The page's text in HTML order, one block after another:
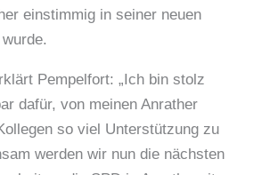
einstimmig in seiner neuen
Pempelfort: „Ich bin stolz
dafür, von meinen Anrather
so viel Unterstützung zu
werden wir nun die nächsten